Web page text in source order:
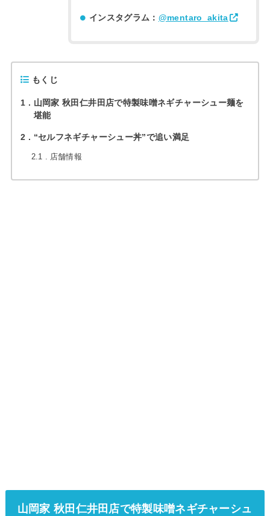
インスタグラム： @mentaro_akita
もくじ
1
山岡家 秋田仁井田店で特製味噌ネギチャーシュー麺を
堪能
2 “セルフネギチャーシュー丼”で追い満足
2.1 店舗情報
山岡家 秋田仁井田店で特製味噌ネギチャーシュ